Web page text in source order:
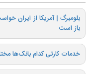
بلومبرگ | آمریکا از ایران
باز است
خدمات کارتی کدام بانک‌ها